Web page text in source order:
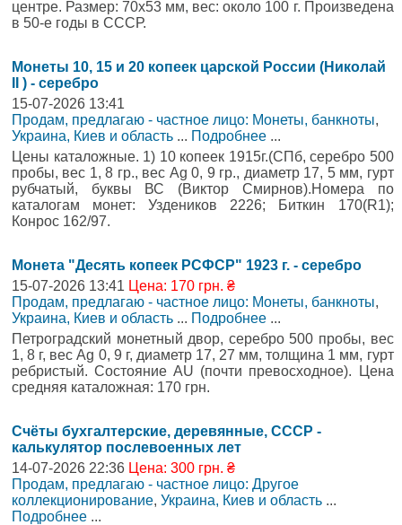
центре. Размер: 70х53 мм, вес: около 100 г. Произведена
в 50-е годы в СССР.
Монеты 10, 15 и 20 копеек царской России (Николай
II ) - серебро
15-07-2026 13:41
Продам, предлагаю - частное лицо: Монеты, банкноты,
Украина, Киев и область ... Подробнее ...
Цены каталожные. 1) 10 копеек 1915г.(СПб, серебро 500
пробы, вес 1, 8 гр., вес Ag 0, 9 гр., диаметр 17, 5 мм, гурт
рубчатый, буквы ВС (Виктор Смирнов).Номера по
каталогам монет: Уздеников 2226; Биткин 170(R1);
Конрос 162/97.
Монета "Десять копеек РСФСР" 1923 г. - серебро
15-07-2026 13:41 Цена: 170 грн. ₴
Продам, предлагаю - частное лицо: Монеты, банкноты,
Украина, Киев и область ... Подробнее ...
Петроградский монетный двор, серебро 500 пробы, вес
1, 8 г, вес Ag 0, 9 г, диаметр 17, 27 мм, толщина 1 мм, гурт
ребристый. Состояние АU (почти превосходное). Цена
средняя каталожная: 170 грн.
Счёты бухгалтерские, деревянные, СССР -
калькулятор послевоенных лет
14-07-2026 22:36 Цена: 300 грн. ₴
Продам, предлагаю - частное лицо: Другое
коллекционирование, Украина, Киев и область ...
Подробнее ...